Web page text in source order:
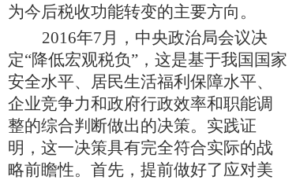
为今后税收功能转变的主要方向。
2016年7 月，中央政治局会议决
定“降低宏观税负”，这是基于我国国家
安全水平、居民生活福利保障水平、
企业竞争力和政府行政效率和职能调
整的综合判断做出的决策。实践证
明，这一决策具有完全符合实际的战
略前瞻性。首先，提前做好了应对美